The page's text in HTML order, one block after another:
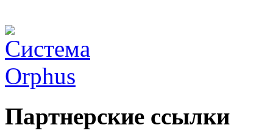
Партнерские ссылки